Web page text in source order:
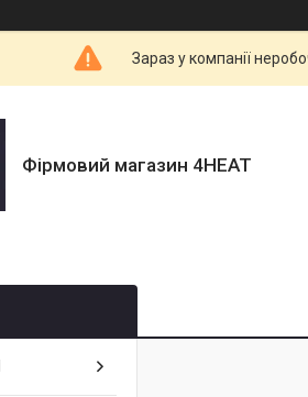
Зараз у компанії
Фірмовий магазин 4HEAT